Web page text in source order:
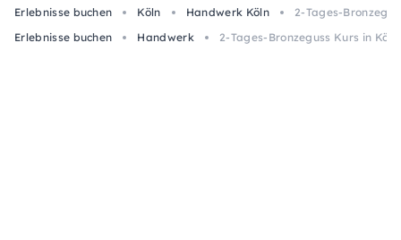
Erlebnisse buchen Köln Handwerk Köln
2-Tages-
Erlebnisse buchen
Handwerk 2-Tages-Bronzeguss Kurs in